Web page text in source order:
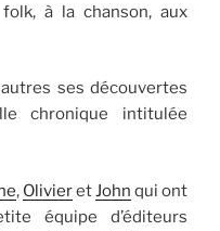
à la chanson, aux
ses découvertes
chronique intitulée
, OlivieretJohn qui ont
équipe d’éditeurs